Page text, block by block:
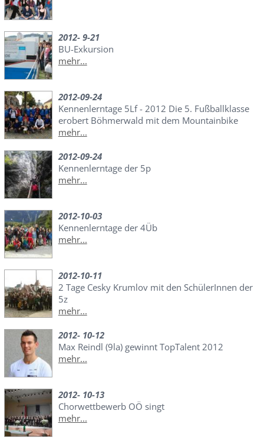
2012- 9-21
BU-Exkursion
mehr...
2012-09-24
Kennenlerntage 5Lf - 2012 Die 5. Fußballklasse
erobert Böhmerwald mit dem Mountainbike
mehr...
2012-09-24
Kennenlerntage der 5p
mehr...
2012-10-03
Kennenlerntage der 4Üb
mehr...
2012-10-11
2 Tage Cesky Krumlov mit den SchülerInnen der
5z
mehr...
2012- 10-12
Max Reindl (9la) gewinnt TopTalent 2012
mehr...
2012- 10-13
Chorwettbewerb OÖ singt
mehr...